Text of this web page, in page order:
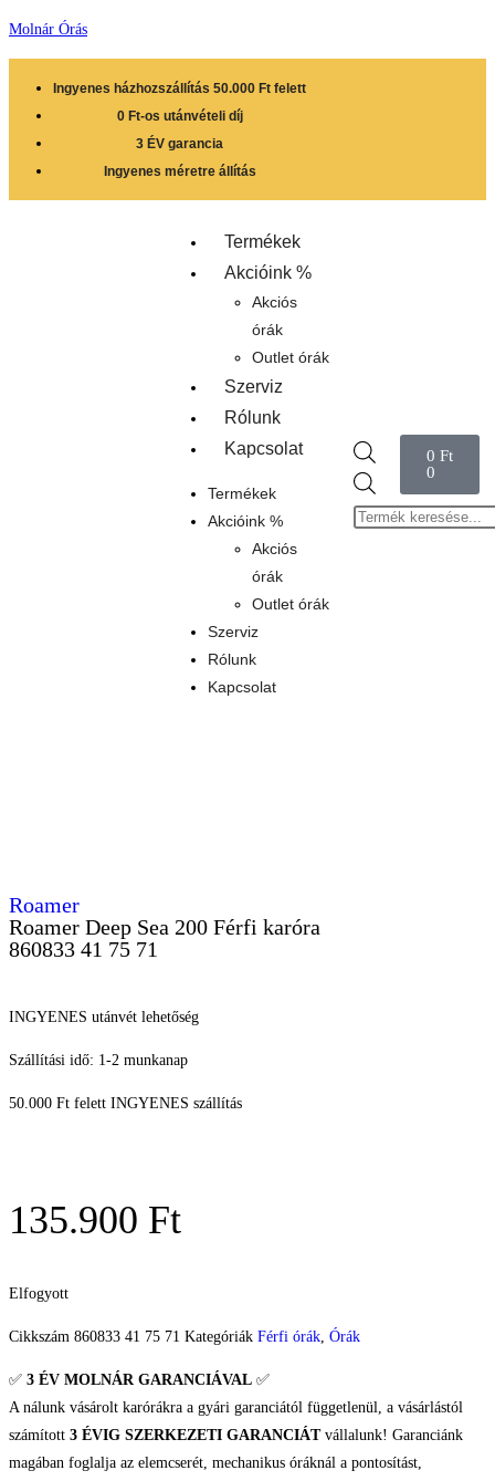
Molnár Órás
Ingyenes házhozszállítás 50.000 Ft felett
0 Ft-os utánvételi díj
3 ÉV garancia
Ingyenes méretre állítás
Termékek
Akcióink %
Akciós
órák
Outlet órák
Szerviz
Rólunk
Kapcsolat
Termékek
Akcióink %
Akciós
órák
Outlet órák
Szerviz
Rólunk
Kapcsolat
0Ft
0
Roamer
Roamer Deep Sea 200 Férfi karóra
860833 41 75 71
INGYENES utánvét lehetőség
Szállítási idő: 1-2 munkanap
50.000 Ft felett INGYENES szállítás
135.900 Ft
Elfogyott
Cikkszám 860833 41 75 71 Kategóriák Férfi órák, Órák
✅ 3 ÉV MOLNÁR GARANCIÁVAL ✅
A nálunk vásárolt karórákra a gyári garanciától függetlenül, a vásárlástól
számított 3 ÉVIG SZERKEZETI GARANCIÁTvállalunk! Garanciánk
magában foglalja az elemcserét, mechanikus óráknál a pontosítást,